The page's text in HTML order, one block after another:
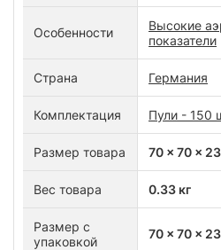
Особенности
Высокие
показатели
Страна Германия
Комплектация Пули - 150
Размер товара 70 x 70 x
Вес товара 0.33 кг
Размер с
упаковкой
70 x 70 x